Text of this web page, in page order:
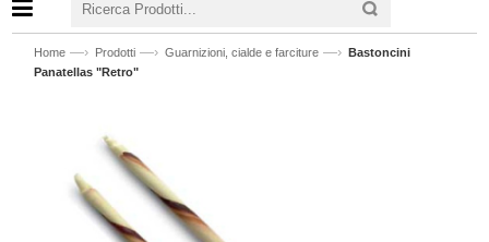
Home —› Prodotti —› Guarnizioni, cialde e farciture —› Bastoncini
Panatellas "Retro"